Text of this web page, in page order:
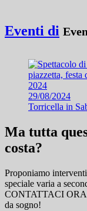
Eventi di
29/08/2024
Torricella in
Ma tutta
costa?
Proponiamo
speciale varia a
CONTATTACI ORA
da sogno!